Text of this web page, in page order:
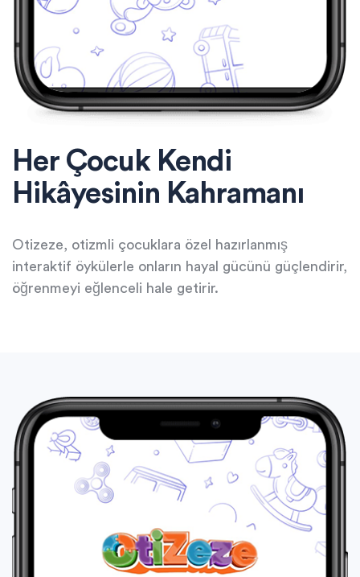
Her Çocuk Kendi
Hikâyesinin Kahramanı
Otizeze, otizmli çocuklara özel hazırlanmış
interaktif öykülerle onların hayal gücünü güçlendirir,
öğrenmeyi eğlenceli hale getirir.